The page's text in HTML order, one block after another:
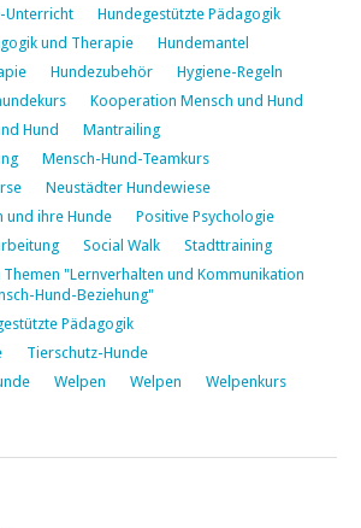
Unterricht
Hundegestützte Pädagogik
und Therapie
Hundemantel
Hundezubehör
Hygiene-Regeln
Kooperation Mensch und Hund
Hund
Mantrailing
Mensch-Hund-Teamkurs
Neustädter Hundewiese
und ihre Hunde
Positive Psychologie
Social Walk
Stadttraining
"Lernverhalten und Kommunikation
Hund-Beziehung"
Pädagogik
Tierschutz-Hunde
Welpen Welpen
Welpenkurs